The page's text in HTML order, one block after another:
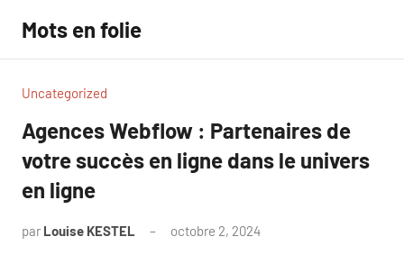
contenu
Mots en folie
Uncategorized
Agences Webflow : Partenaires de
votre succès en ligne dans le univers
en ligne
par Louise KESTEL octobre 2, 2024